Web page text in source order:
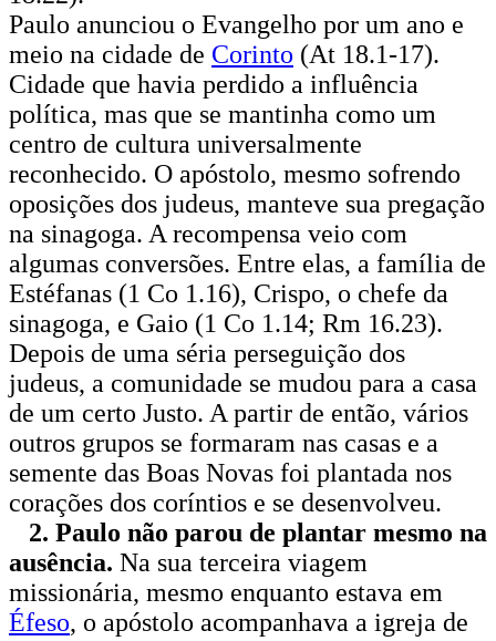
Paulo anunciou o Evangelho por um ano e
meio na cidade de Corinto (At 18.1-17).
Cidade que havia perdido a influência
política, mas que se mantinha como um
centro de cultura universalmente
reconhecido. O apóstolo, mesmo sofrendo
oposições dos judeus, manteve sua pregação
na sinagoga. A recompensa veio com
algumas conversões. Entre elas, a família de
Estéfanas (1 Co 1.16), Crispo, o chefe da
sinagoga, e Gaio (1 Co 1.14; Rm 16.23).
Depois de uma séria perseguição dos
judeus, a comunidade se mudou para a casa
de um certo Justo. A partir de então, vários
outros grupos se formaram nas casas e a
semente das Boas Novas foi plantada nos
corações dos coríntios e se desenvolveu.
2. Paulo não parou de plantar mesmo na
ausência. Na sua terceira viagem
missionária, mesmo enquanto estava em
Éfeso, o apóstolo acompanhava a igreja de